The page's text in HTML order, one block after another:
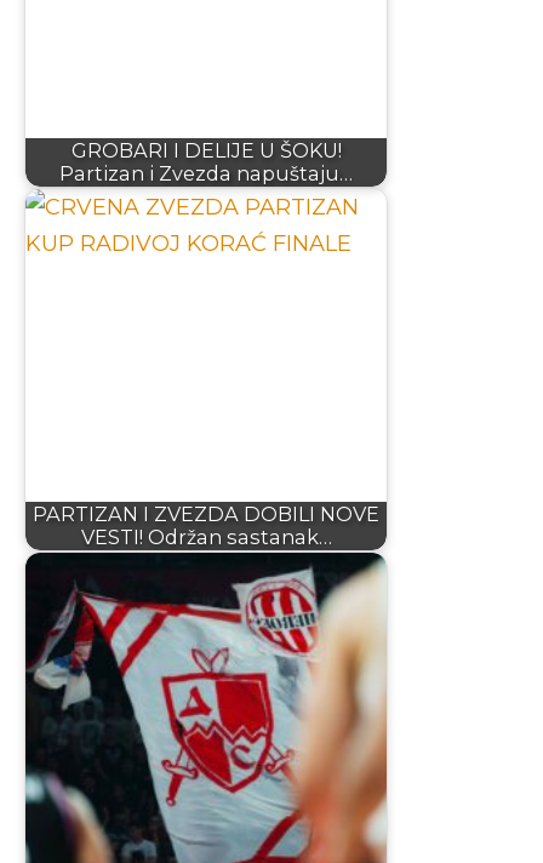
GROBARI I DELIJE U ŠOKU!
Partizan i Zvezda napuštaju…
PARTIZAN I ZVEZDA DOBILI NOVE
VESTI! Održan sastanak…